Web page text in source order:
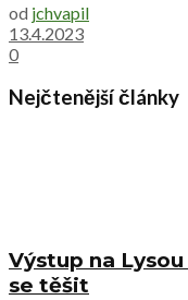
od jchvapil
13.4.2023
0
Nejčtenější články
Výstup na
se těšit